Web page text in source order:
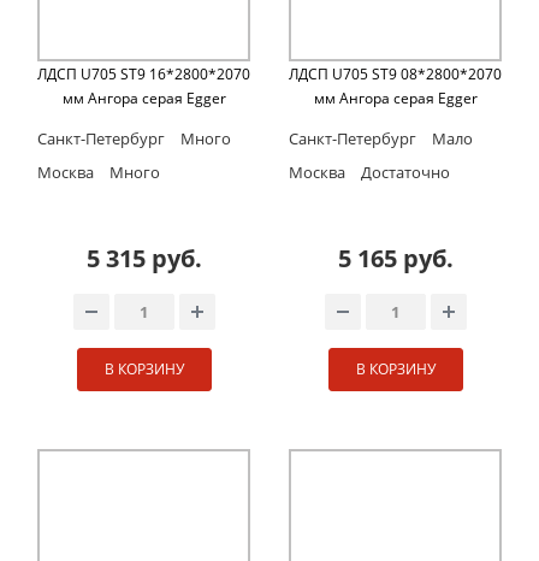
ЛДСП U705 ST9 16*2800*2070
мм Ангора серая Egger
Санкт-Петербург
Много
Москва
Много
5 315 руб.
В КОРЗИНУ
ЛДСП U705 ST9 08*2800*2070
мм Ангора серая Egger
Санкт-Петербург
Мало
Москва
Достаточно
5 165 руб.
В КОРЗИНУ